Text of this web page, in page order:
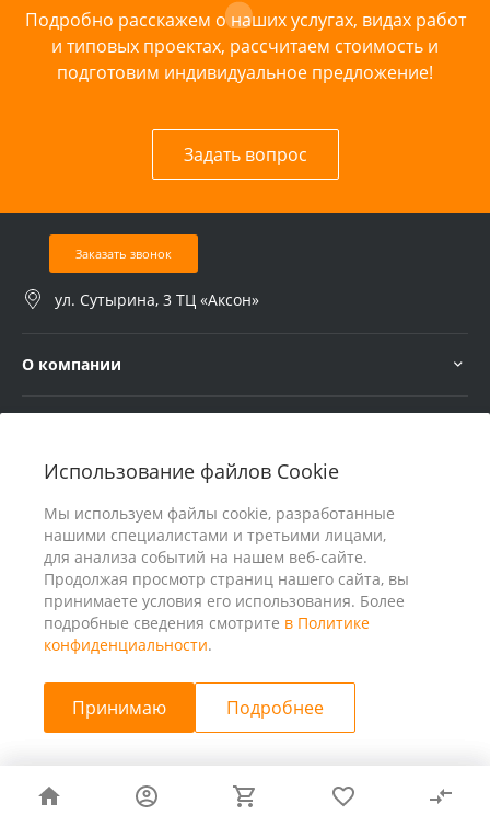
Использование файлов Cookie
Мы используем файлы cookie, разработанные
нашими специалистами и третьими лицами,
для анализа событий на нашем веб-сайте.
Продолжая просмотр страниц нашего сайта, вы
принимаете условия его использования. Более
подробные сведения смотрите в Политике
конфиденциальности.
Принимаю Подробнее
Подробно расскажем о наших услугах, видах работ
и типовых проектах, рассчитаем стоимость и
подготовим индивидуальное предложение!
Задать вопрос
Заказать звонок
ул. Сутырина, 3 ТЦ «Аксон»
О компании
© 2026 ООО «25 Киловатт» ИНН 4401188290, Все права
защищены